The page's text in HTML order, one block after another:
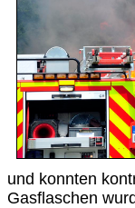
und konnten
Gasflaschen